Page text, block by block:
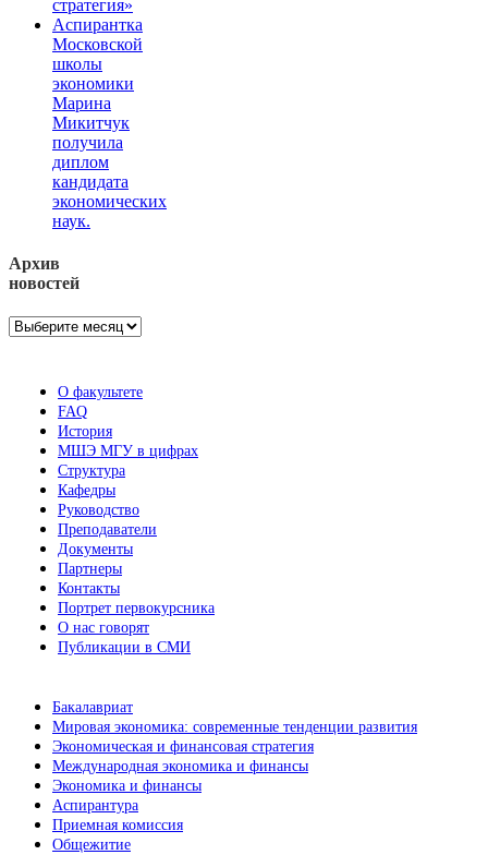
стратегия»
Аспирантка
Московской
школы
экономики
Марина
Микитчук
получила
диплом
кандидата
экономических
наук.
Архив
новостей
Архив
О факультете
FAQ
История
МШЭ МГУ в цифрах
Структура
Кафедры
Руководство
Преподаватели
Документы
Партнеры
Контакты
Портрет первокурсника
О нас говорят
Публикации в СМИ
Бакалавриат
Мировая экономика: современные тенденции развития
Экономическая и финансовая стратегия
Международная экономика и финансы
Экономика и финансы
Аспирантура
Приемная комиссия
Общежитие